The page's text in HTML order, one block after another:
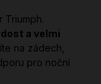
Triumph.
a velmi
na zádech,
pro noční